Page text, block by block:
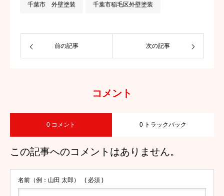
千葉市 外壁塗装 千葉市稲毛区外壁塗装
前の記事 次の記事
コメント
0 コメント 0 トラックバック
この記事へのコメントはありません。
名前（例：山田 太郎） ( 必須 )